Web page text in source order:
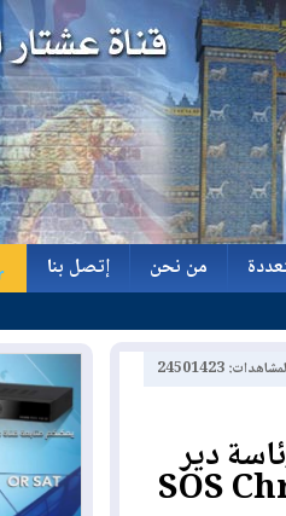
من نحن
إتصل بنا
دير